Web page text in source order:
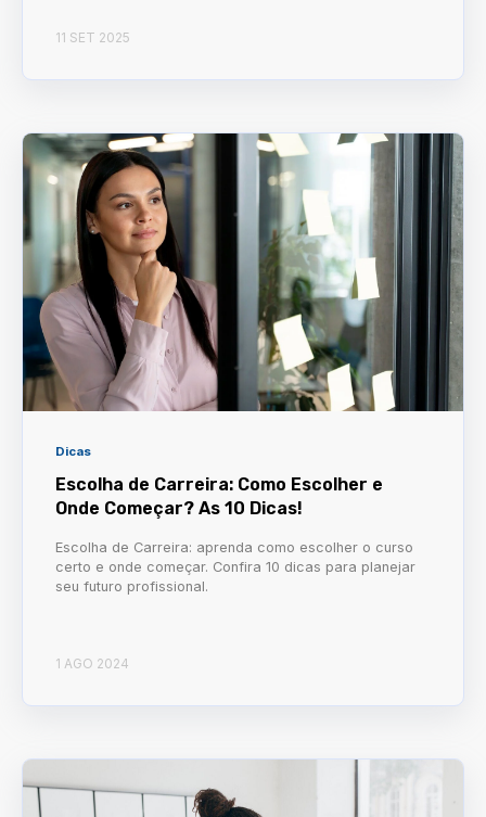
11 SET 2025
Dicas
Escolha de Carreira: Como Escolher e
Onde Começar? As 10 Dicas!
Escolha de Carreira: aprenda como escolher o curso
certo e onde começar. Confira 10 dicas para planejar
seu futuro profissional.
1 AGO 2024